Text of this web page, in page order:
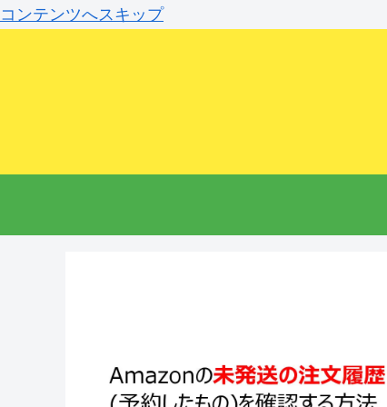
コンテンツへスキップ